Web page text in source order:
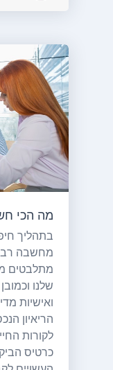
מה הכי
בתהליך
מחשבה
מתלבטים
שלנו
ואישיות
הריאיון
לקורות
כרטיס